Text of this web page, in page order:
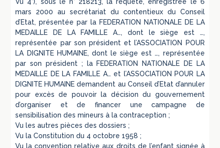
mars 2000 au secrétariat du contentieux du Conseil
d’Etat, présentée par la FEDERATION NATIONALE DE LA
MEDAILLE DE LA FAMILLE A…, dont le siège est …,
représentée par son président et l’ASSOCIATION POUR
LA DIGNITE HUMAINE, dont le siège est …, représentée
par son président ; la FEDERATION NATIONALE DE LA
MEDAILLE DE LA FAMILLE A… et l’ASSOCIATION POUR LA
DIGNITE HUMAINE demandent au Conseil d’Etat d’annuler
pour excès de pouvoir la décision du gouvernement
d’organiser et de financer une campagne de
sensibilisation des mineurs à la contraception ;
Vu les autres pièces des dossiers ;
Vu la Constitution du 4 octobre 1958 ;
Vu la convention relative aux droits de l’enfant signée à